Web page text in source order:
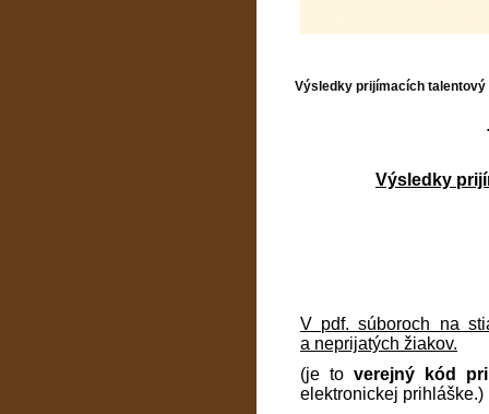
Výsledky prijímacích
Výsledky
V pdf. súboroch na
a neprijatých žiakov.
(je to verejný kód
elektronickej prihláške.)